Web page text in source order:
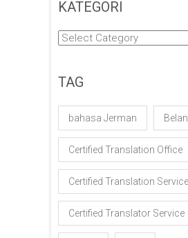
KATEGORI
Kategori
TAG
bahasa Jerman
Certified Translation Office
Certified Translation Service
Certified Translator Service